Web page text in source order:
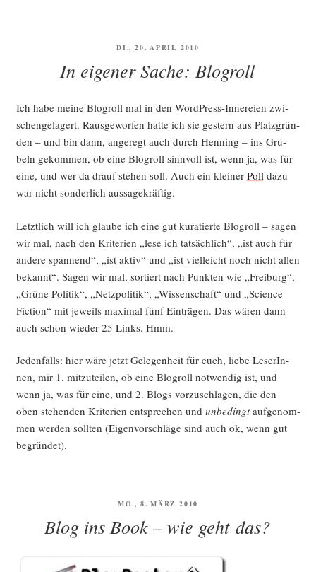
VERÖFFENTLICHT
DI., 20. APRIL 2010
In eigener Sache: Blogroll
Ich habe mei­ne Blogroll mal in den Word­Press-Inne­rei­en zwi­
schen­ge­la­gert. Raus­ge­wor­fen hat­te ich sie ges­tern aus Platz­grün­
den – und bin dann, ange­regt auch durch Hen­ning – ins Grü­
beln gekom­men, ob eine Blogroll sinn­voll ist, wenn ja, was für
eine, und wer da drauf ste­hen soll. Auch ein klei­ner Polldazu
war nicht son­der­lich aussagekräftig.
Letzt­lich will ich glau­be ich eine gut kura­tier­te Blogroll – sagen
wir mal, nach den Kri­te­ri­en „lese ich tat­säch­lich“, „ist auch für
ande­re span­nend“, „ist aktiv“ und „ist viel­leicht noch nicht allen
bekannt“. Sagen wir mal, sor­tiert nach Punk­ten wie „Frei­burg“,
„Grü­ne Poli­tik“, „Netz­po­li­tik“, „Wis­sen­schaft“ und „Sci­ence
Fic­tion“ mit jeweils maxi­mal fünf Ein­trä­gen. Das wären dann
auch schon wie­der 25 Links. Hmm.
Jeden­falls: hier wäre jetzt Gele­gen­heit für euch, lie­be Lese­rIn­
nen, mir 1. mit­zu­tei­len, ob eine Blogroll not­wen­dig ist, und
wenn ja, was für eine, und 2. Blogs vor­zu­schla­gen, die den
oben ste­hen­den Kri­te­ri­en ent­spre­chen und unbe­dingtauf­ge­nom­
men wer­den soll­ten (Eigen­vor­schlä­ge sind auch ok, wenn gut
begründet).
VERÖFFENTLICHT
MO., 8. MÄRZ 2010
Blog ins Book – wie geht das?